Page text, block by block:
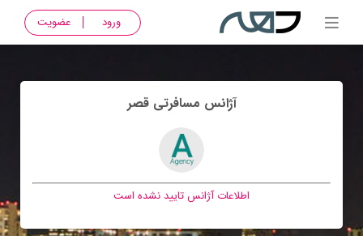
ورود عضویت
آژانس مسافرتی قصر
اطلاعات آژانس تایید نشده است